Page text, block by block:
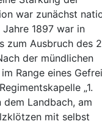
war zunächst
1897 war in
zum Ausbruch des
der mündlichen
Range eines
„1.
dem Landbach, am
mit selbst